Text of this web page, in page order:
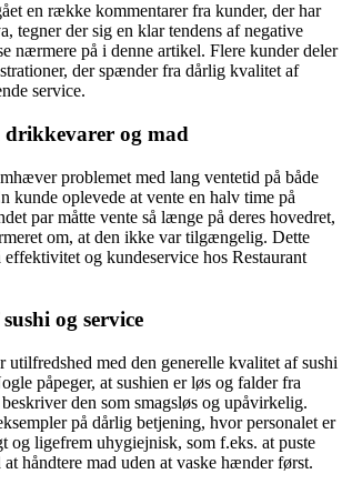
en række kommentarer fra kunder, der har
tegner der sig en klar tendens af negative
nærmere på i denne artikel. Flere kunder deler
der spænder fra dårlig kvalitet af
service.
og mad
problemet med lang ventetid på både
kunde oplevede at vente en halv time på
par måtte vente så længe på deres hovedret,
om, at den ikke var tilgængelig. Dette
effektivitet og kundeservice hos Restaurant
og service
utilfredshed med den generelle kvalitet af sushi
påpeger, at sushien er løs og falder fra
den som smagsløs og upåvirkelig.
på dårlig betjening, hvor personalet er
og ligefrem uhygiejnisk, som f.eks. at puste
håndtere mad uden at vaske hænder først.